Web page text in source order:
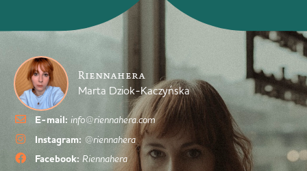
Riennahera
Marta Dziok-Kaczyńska
E-mail: info@riennahera.com
Instagram: @riennahera
Facebook: Riennahera